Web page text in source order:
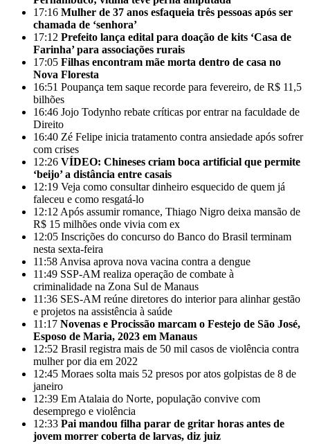
17:16 Mulher de 37 anos esfaqueia três pessoas após ser
chamada de ‘senhora’
17:12 Prefeito lança edital para doação de kits ‘Casa de
Farinha’ para associações rurais
17:05 Filhas encontram mãe morta dentro de casa no
Nova Floresta
16:51 Poupança tem saque recorde para fevereiro, de R$ 11,5
bilhões
16:46 Jojo Todynho rebate críticas por entrar na faculdade de
Direito
16:40 Zé Felipe inicia tratamento contra ansiedade após sofrer
com crises
12:26 VÍDEO: Chineses criam boca artificial que permite
‘beijo’ a distância entre casais
12:19 Veja como consultar dinheiro esquecido de quem já
faleceu e como resgatá-lo
12:12 Após assumir romance, Thiago Nigro deixa mansão de
R$ 15 milhões onde vivia com ex
12:05 Inscrições do concurso do Banco do Brasil terminam
nesta sexta-feira
11:58 Anvisa aprova nova vacina contra a dengue
11:49 SSP-AM realiza operação de combate à
criminalidade na Zona Sul de Manaus
11:36 SES-AM reúne diretores do interior para alinhar gestão
e projetos na assistência à saúde
11:17 Novenas e Procissão marcam o Festejo de São José,
Esposo de Maria, 2023 em Manaus
12:52 Brasil registra mais de 50 mil casos de violência contra
mulher por dia em 2022
12:45 Moraes solta mais 52 presos por atos golpistas de 8 de
janeiro
12:39 Em Atalaia do Norte, população convive com
desemprego e violência
12:33 Pai mandou filha parar de gritar horas antes de
jovem morrer coberta de larvas, diz juiz